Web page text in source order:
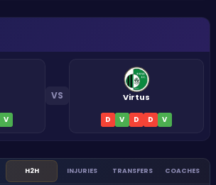
V
VS Virtus
D V D D V
H2H INJURIES TRANSFERS COACHES